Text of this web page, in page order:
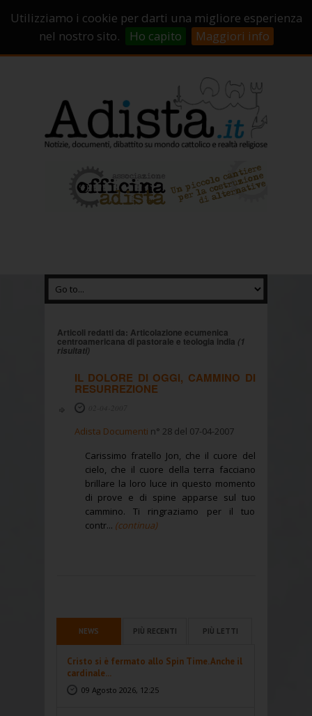
Utilizziamo i cookie per darti una migliore esperienza
nel nostro sito.
Ho capito Maggiori info
Campagne di crowdfunding
Chi Siamo
Articoli redatti da: Articolazione ecumenica
centroamericana di pastorale e teologia india (1
risultati)
IL DOLORE DI OGGI, CAMMINO DI
RESURREZIONE
Adista Documenti n° 28 del 07-04-2007
Carissimo fratello Jon, che il cuore del
cielo, che il cuore della terra facciano
brillare la loro luce in questo momento
di prove e di spine apparse sul tuo
cammino. Ti ringraziamo per il tuo
contr... (continua)
NEWS PIÙ RECENTI PIÙ LETTI
Cristo si è fermato allo Spin Time. Anche il
cardinale...
09 Agosto 2026, 12:25